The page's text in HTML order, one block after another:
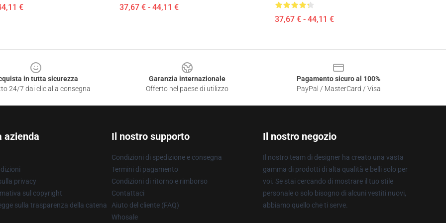
€ 37,67 € - 44,11 €
37,67 € - 44,11 €
in tutta sicurezza
24/7 dai clic alla consegna
Garanzia internazionale
Offerto nel paese di utilizzo
Pagamento sicuro al 100%
PayPal / MasterCard / Visa
azienda
privacy
sul copyright
sulla trasparenza della catena
Il nostro supporto
Condizioni di spedizione e consegna
Termini di pagamento
Condizioni di ritorno e rimborso
Contattaci
Aiuto del cliente (FAQ)
Whosale
Il nostro negozio
Il nostro team di designer ha creato una vasta
gamma di prodotti di alta qualità e belli solo per
voi. Se stai cercando di mostrare il tuo stile
personale o solo bisogno di alcuni vestiti nuovi,
abbiamo quello che ti serve.